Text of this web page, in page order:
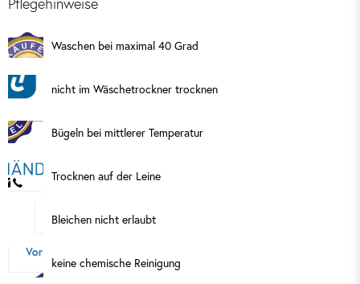
Waschen bei maximal 40 Grad
nicht im Wäschetrockner trocknen
Bügeln bei mittlerer Temperatur
Trocknen auf der Leine
Bleichen nicht erlaubt
keine chemische Reinigung